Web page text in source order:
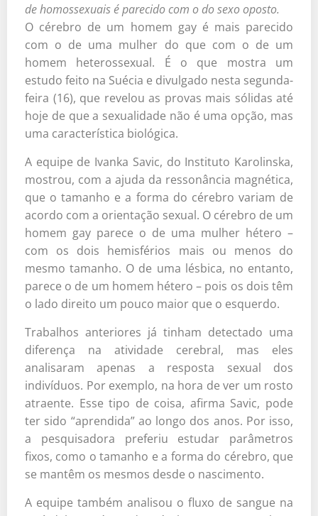
de homossexuais é parecido com o do sexo oposto.
O cérebro de um homem gay é mais parecido
com o de uma mulher do que com o de um
homem heterossexual. É o que mostra um
estudo feito na Suécia e divulgado nesta segunda-
feira (16), que revelou as provas mais sólidas até
hoje de que a sexualidade não é uma opção, mas
uma característica biológica.
A equipe de Ivanka Savic, do Instituto Karolinska,
mostrou, com a ajuda da ressonância magnética,
que o tamanho e a forma do cérebro variam de
acordo com a orientação sexual. O cérebro de um
homem gay parece o de uma mulher hétero –
com os dois hemisférios mais ou menos do
mesmo tamanho. O de uma lésbica, no entanto,
parece o de um homem hétero – pois os dois têm
o lado direito um pouco maior que o esquerdo.
Trabalhos anteriores já tinham detectado uma
diferença na atividade cerebral, mas eles
analisaram apenas a resposta sexual dos
indivíduos. Por exemplo, na hora de ver um rosto
atraente. Esse tipo de coisa, afirma Savic, pode
ter sido “aprendida” ao longo dos anos. Por isso,
a pesquisadora preferiu estudar parâmetros
fixos, como o tamanho e a forma do cérebro, que
se mantêm os mesmos desde o nascimento.
A equipe também analisou o fluxo de sangue na